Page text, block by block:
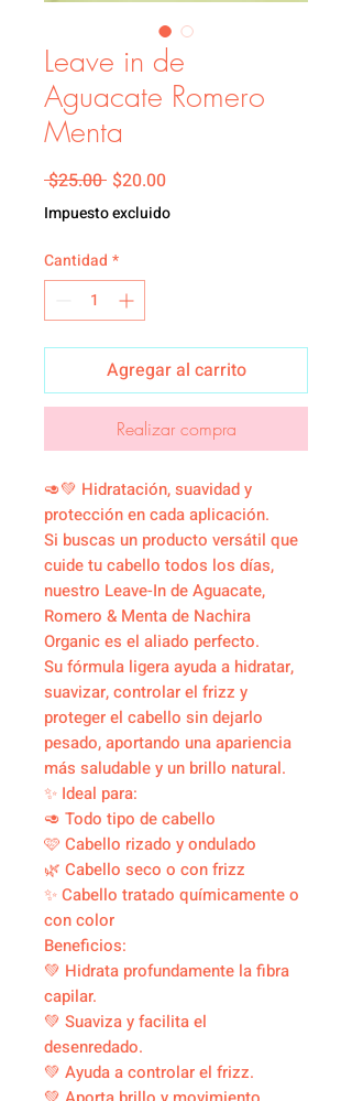
Leave in de
Aguacate Romero
Menta
$25.00 Precio
$20.00Precio de oferta
Impuesto excluido
Cantidad *
Agregar al carrito
Realizar compra
🥑💚 Hidratación, suavidad y
protección en cada aplicación.
Si buscas un producto versátil que
cuide tu cabello todos los días,
nuestro Leave-In de Aguacate,
Romero & Menta de Nachira
Organic es el aliado perfecto.
Su fórmula ligera ayuda a hidratar,
suavizar, controlar el frizz y
proteger el cabello sin dejarlo
pesado, aportando una apariencia
más saludable y un brillo natural.
✨ Ideal para:
🥑 Todo tipo de cabello
🩷 Cabello rizado y ondulado
🌿 Cabello seco o con frizz
✨ Cabello tratado químicamente o
con color
Beneficios:
💚 Hidrata profundamente la fibra
capilar.
💚 Suaviza y facilita el
desenredado.
💚 Ayuda a controlar el frizz.